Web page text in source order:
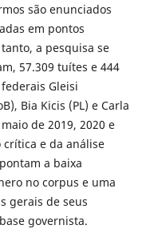
são enunciados
em pontos
a pesquisa se
57.309 tuítes e 444
Gleisi
Bia Kicis (PL) e Carla
de 2019, 2020 e
e da análise
a baixa
no corpus e uma
gerais de seus
governista.